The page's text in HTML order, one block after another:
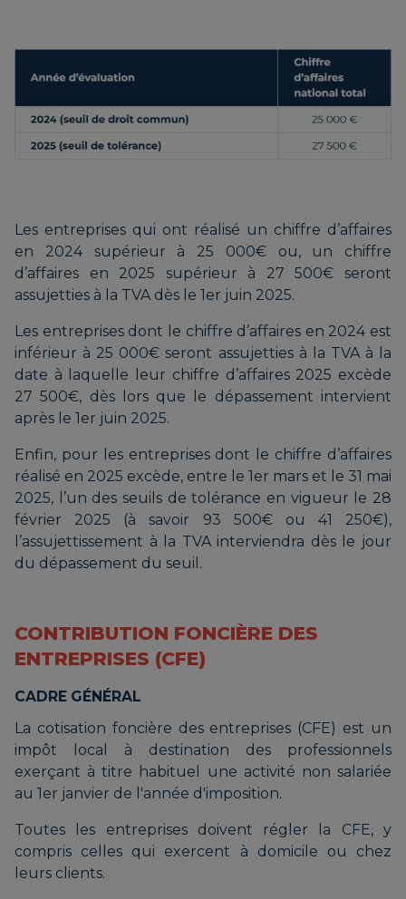
Les entreprises qui ont réalisé un chiffre d’affaires
en 2024 supérieur à 25 000€ ou, un chiffre
d’affaires en 2025 supérieur à 27 500€ seront
assujetties à la TVA dès le 1er juin 2025.
Les entreprises dont le chiffre d’affaires en 2024 est
inférieur à 25 000€ seront assujetties à la TVA à la
date à laquelle leur chiffre d’affaires 2025 excède
27 500€, dès lors que le dépassement intervient
après le 1er juin 2025.
Enfin, pour les entreprises dont le chiffre d’affaires
réalisé en 2025 excède, entre le 1er mars et le 31 mai
2025, l’un des seuils de tolérance en vigueur le 28
février 2025 (à savoir 93 500€ ou 41 250€),
l’assujettissement à la TVA interviendra dès le jour
du dépassement du seuil.
CONTRIBUTION FONCIÈRE DES
ENTREPRISES (CFE)
CADRE GÉNÉRAL
La cotisation foncière des entreprises (CFE) est un
impôt local à destination des professionnels
exerçant à titre habituel une activité non salariée
au 1er janvier de l'année d'imposition.
Toutes les entreprises doivent régler la CFE, y
compris celles qui exercent à domicile ou chez
leurs clients.